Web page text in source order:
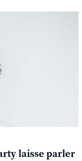
laisse parler